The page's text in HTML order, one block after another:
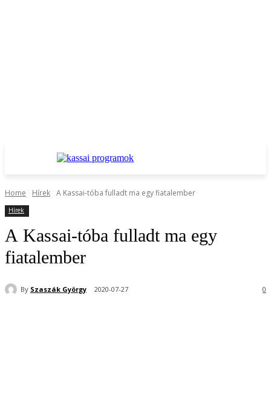
Home Hírek A Kassai-tóba fulladt ma egy fiatalember
Hírek
A Kassai-tóba fulladt ma egy
fiatalember
By Szaszák György 2020-07-27 0